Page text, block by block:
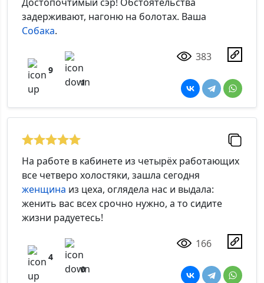
задерживают, нагоню на болотах. Ваша
Собака.
9
1
383
На работе в кабинете из четырёх работающих
все четверо холостяки, зашла сегодня
женщина из цеха, оглядела нас и выдала:
женить вас всех срочно нужно, а то сидите
жизни радуетесь!
4
0
166